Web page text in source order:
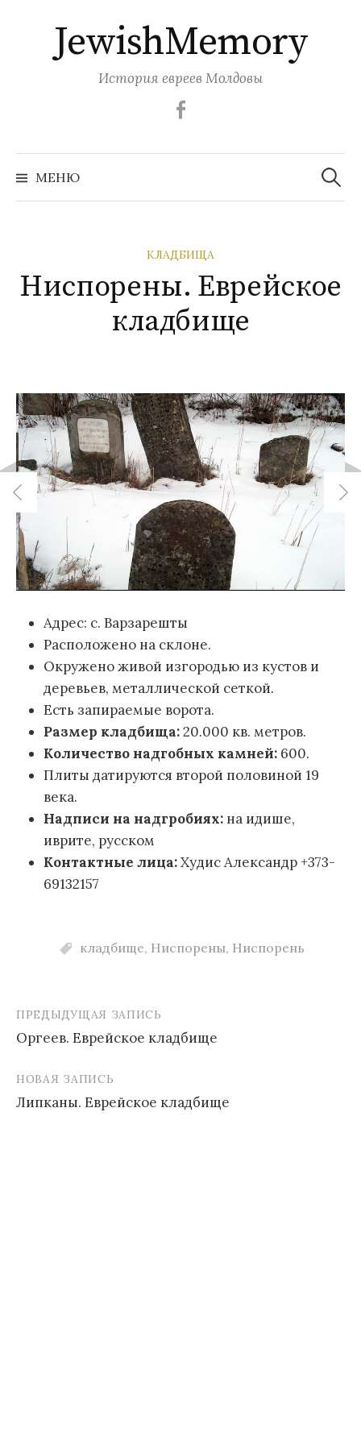
содержимому
JewishMemory
История евреев Молдовы
МЕНЮ Найти:
КЛАДБИЩА
Ниспорены. Еврейское
кладбище
Адрес: с. Варзарешты
Расположено на склоне.
Окружено живой изгородью из кустов и
деревьев, металлической сеткой.
Есть запираемые ворота.
Размер кладбища:20.000 кв. метров.
Количество надгобных камней: 600.
Плиты датируются второй половиной 19
века.
Надписи на надгробиях: на идише,
иврите, русском
Контактные лица:Худис Александр +373-
69132157
кладбище, Ниспорены, Ниспорень
Навигация
по
записям
ПРЕДЫДУЩАЯ ЗАПИСЬ
Оргеев. Еврейское кладбище
НОВАЯ ЗАПИСЬ
Липканы. Еврейское кладбище